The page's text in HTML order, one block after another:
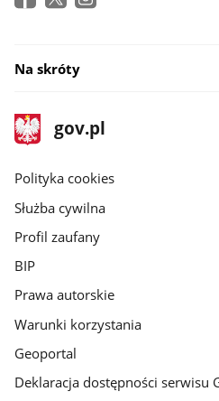
Na skróty
stopka
gov.pl
Strona
gov.pl
gov.pl
Polityka cookies
Służba cywilna
Profil zaufany
BIP
Prawa autorskie
Warunki korzystania
Geoportal
Deklaracja dostępności serwisu